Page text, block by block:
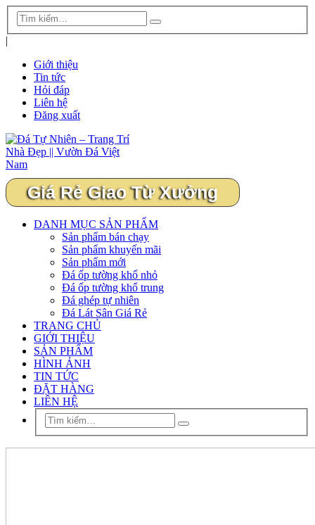
|
Giới thiệu
Tin tức
Hỏi đáp
Liên hệ
Đăng xuất
Giá Rẻ Giao Từ Xưởng
DANH MỤC SẢN PHẨM
Sản phẩm bán chạy
Sản phẩm khuyến mãi
Sản phẩm mới
Đá ốp tường khổ nhỏ
Đá ốp tường khổ trung
Đá ghép tự nhiên
Đá Lát Sân Giá Rẻ
TRANG CHỦ
GIỚI THIỆU
SẢN PHẨM
HÌNH ẢNH
TIN TỨC
ĐẶT HÀNG
LIÊN HỆ